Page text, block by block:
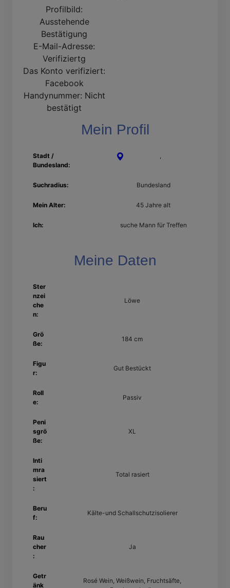
Profilbild:
Ausstehende
Bestätigung
E-Mail-Adresse:
Verifiziertg
Das Konto verifiziert:
Facebook
Handynummer: Nicht
bestätigt
Mein Profil
Stadt /
Bundesland:
,
Suchradius: Bundesland
Mein Alter: 45 Jahre alt
Ich: suche Mann für Treffen
Meine Daten
Ster
nzei
che
n:
Löwe
Grö
ße:
184 cm
Figu
r:
Gut Bestückt
Roll
e:
Passiv
Peni
sgrö
ße:
XL
Inti
mra
siert
:
Total rasiert
Beru
f:
Kälte-und Schallschutzisolierer
Rau
cher
:
Ja
Getr
änk
Rosé Wein, Weißwein, Fruchtsäfte,